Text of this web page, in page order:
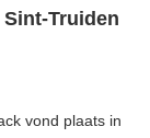
Sint-Truiden
vond plaats in